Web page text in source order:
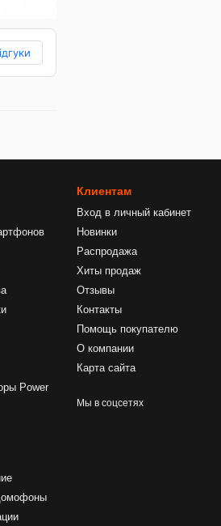
Power
Клиентам
Вход в личный кабинет
Новинки
Распродажа
Хиты продаж
Отзывы
Контакты
Помощь покупателю
О компании
Карта сайта
Мы в соцсетях